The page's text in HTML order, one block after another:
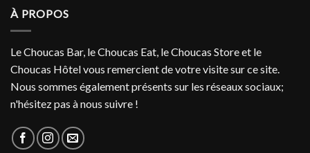
À PROPOS
Le Choucas Bar, le Choucas Eat, le Choucas Store et le
Choucas Hôtel vous remercient de votre visite sur ce site.
Nous sommes également présents sur les réseaux sociaux;
n'hésitez pas à nous suivre !